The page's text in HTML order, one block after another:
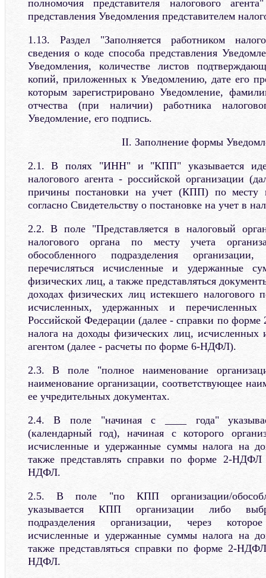
полномочия представителя налогового
представления Уведомления представителем
1.13. Раздел "Заполняется работником
сведения о коде способа представления
Уведомления, количестве листов
копий, приложенных к Уведомлению, дате его
которым зарегистрировано Уведомление,
отчества (при наличии) работника
Уведомление, его подпись.
II. Заполнение формы
2.1. В полях "ИНН" и "КПП" указывается
налогового агента - российской организации
причины постановки на учет (КПП) по месту
согласно Свидетельству о постановке на учет в
2.2. В поле "Представляется в налоговый
налогового органа по месту учета
обособленного подразделения
перечисляться исчисленные и удержанные
физических лиц, а также представляться
доходах физических лиц истекшего налогового
исчисленных, удержанных и
Российской Федерации (далее - справки по
налога на доходы физических лиц,
агентом (далее - расчеты по форме 6-НДФЛ).
2.3. В поле "полное наименование
наименование организации, соответствующее
ее учредительных документах.
2.4. В поле "начиная с ____ года"
(календарный год), начиная с которого
исчисленные и удержанные суммы налога на
также представлять справки по форме 2-
НДФЛ.
2.5. В поле "по КПП организации/
указывается КПП организации либо
подразделения организации, через
исчисленные и удержанные суммы налога на
также представляться справки по форме 2-
НДФЛ.